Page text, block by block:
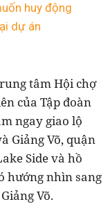
huy động
dự án
tâm Hội chợ
của Tập đoàn
ngay giao lộ
Giảng Võ, quận
Side và hồ
hướng nhìn sang
Võ.